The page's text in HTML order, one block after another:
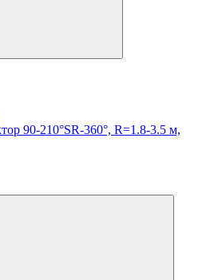
90-210°SR-360°, R=1.8-3.5 м,